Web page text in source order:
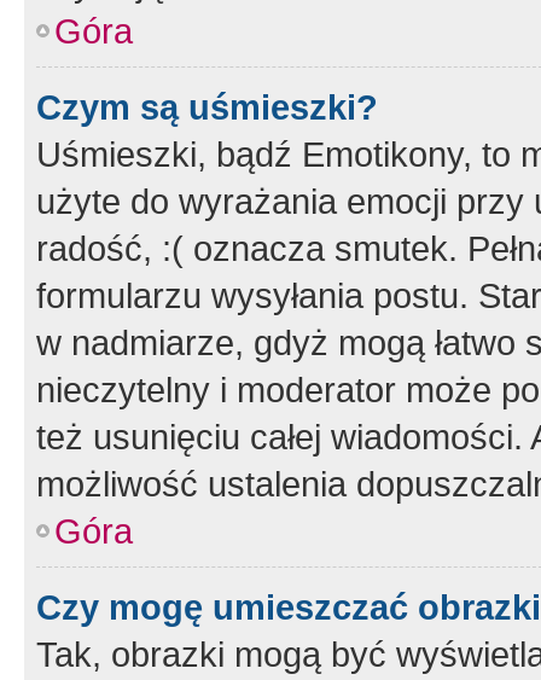
Góra
Czym są uśmieszki?
Uśmieszki, bądź Emotikony, to
użyte do wyrażania emocji
radość, :( oznacza smutek.
formularzu wysyłania postu.
w nadmiarze, gdyż mogą
nieczytelny i moderator może
też usunięciu całej
możliwość ustalenia
Góra
Czy mogę umieszczać
Tak, obrazki mogą być